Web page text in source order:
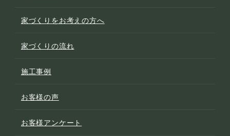
家づくりをお考えの方へ
家づくりの流れ
施工事例
お客様の声
お客様アンケート